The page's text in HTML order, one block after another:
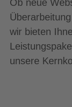
Ob neue
wir bieten
unsere